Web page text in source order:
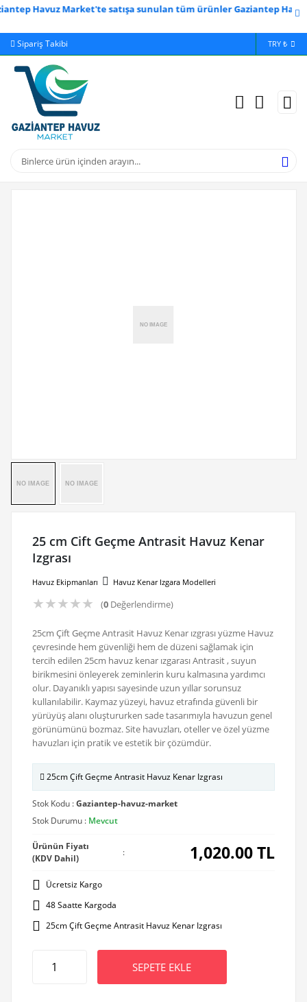
Havuz Market'te satışa sunulan tüm ürünler Gaziantep
Sipariş Takibi TRY ₺
25 cm Cift Geçme Antrasit Havuz Kenar
Izgrası
Havuz Ekipmanları Havuz Kenar Izgara Modelleri
★★★★★ (0Değerlendirme)
25cm Çift Geçme Antrasit Havuz Kenar ızgrası yüzme Havuz
çevresinde hem güvenliği hem de düzeni sağlamak için
tercih edilen 25cm havuz kenar ızgarası Antrasit , suyun
birikmesini önleyerek zeminlerin kuru kalmasına yardımcı
olur. Dayanıklı yapısı sayesinde uzun yıllar sorunsuz
kullanılabilir. Kaymaz yüzeyi, havuz etrafında güvenli bir
yürüyüş alanı oluştururken sade tasarımıyla havuzun genel
görünümünü bozmaz. Site havuzları, oteller ve özel yüzme
havuzları için pratik ve estetik bir çözümdür.
25cm Çift Geçme Antrasit Havuz Kenar Izgrası
Stok Kodu :Gaziantep-havuz-market
Stok Durumu : Mevcut
Ürünün Fiyatı
(KDV Dahil)
: 1,020.00TL
Ücretsiz Kargo
48 Saatte Kargoda
25cm Çift Geçme Antrasit Havuz Kenar Izgrası
SEPETE EKLE